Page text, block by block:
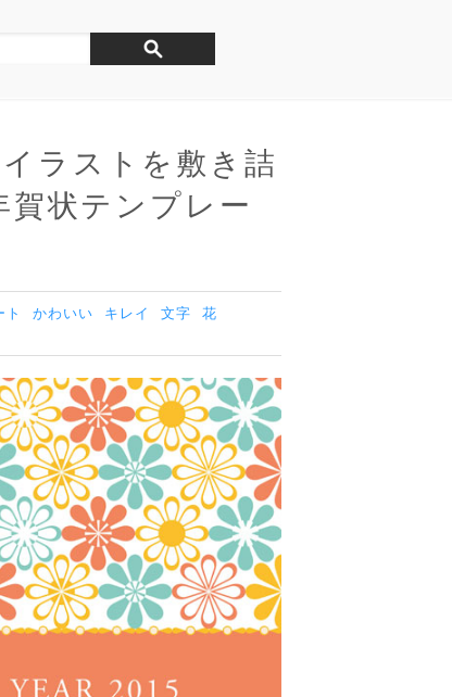
ラストを敷き詰
状テンプレー
ト かわいい キレイ 文字
花